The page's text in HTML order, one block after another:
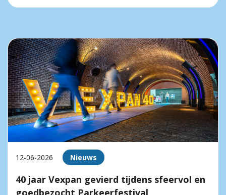
12-06-2026 Nieuws
40 jaar Vexpan gevierd tijdens sfeervol en
goedbezocht Parkeerfestival